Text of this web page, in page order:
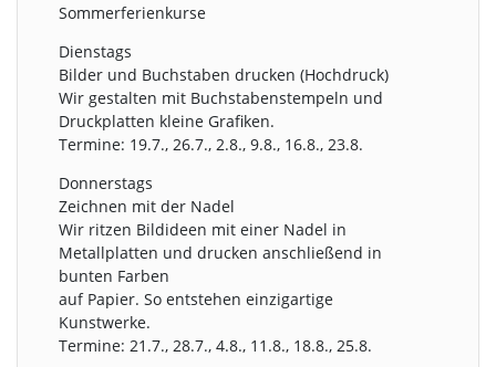
Sommerferienkurse
Dienstags
Bilder und Buchstaben drucken (Hochdruck)
Wir gestalten mit Buchstabenstempeln und
Druckplatten kleine Grafiken.
Termine: 19.7., 26.7., 2.8., 9.8., 16.8., 23.8.
Donnerstags
Zeichnen mit der Nadel
Wir ritzen Bildideen mit einer Nadel in
Metallplatten und drucken anschließend in
bunten Farben
auf Papier. So entstehen einzigartige
Kunstwerke.
Termine: 21.7., 28.7., 4.8., 11.8., 18.8., 25.8.